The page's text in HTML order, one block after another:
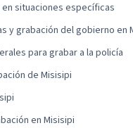
en situaciones específicas
y grabación del gobierno en
para grabar a la policía
de Misisipi
en Misisipi